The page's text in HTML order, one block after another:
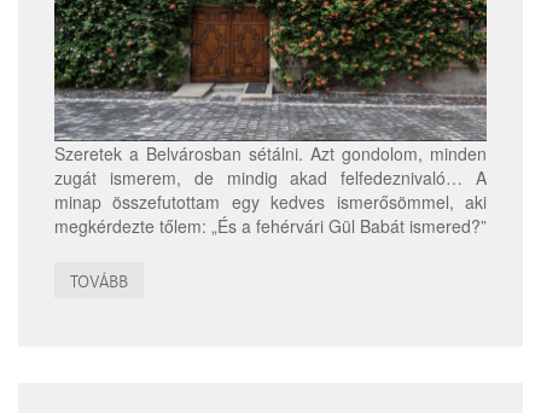
Szeretek a Belvárosban sétálni. Azt gondolom, minden
zugát ismerem, de mindig akad felfedeznivaló… A
minap összefutottam egy kedves ismerősömmel, aki
megkérdezte tőlem: „És a fehérvári Gül Babát ismered?”
TOVÁBB